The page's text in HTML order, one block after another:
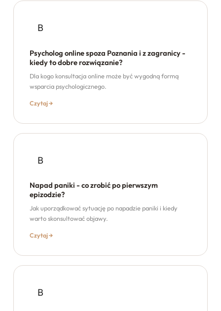
B
Psycholog online spoza Poznania i z zagranicy -
kiedy to dobre rozwiązanie?
Dla kogo konsultacja online może być wygodną formą
wsparcia psychologicznego.
Czytaj →
B
Napad paniki - co zrobić po pierwszym
epizodzie?
Jak uporządkować sytuację po napadzie paniki i kiedy
warto skonsultować objawy.
Czytaj →
B